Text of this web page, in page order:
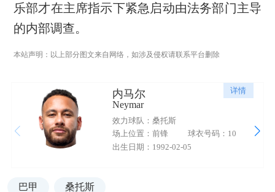
乐部才在主席指示下紧急启动由法务部门主导
的内部调查。
本站声明：以上部分图文来自网络，如涉及侵权请联系平台删除
详情
内马尔
Neymar
效力球队：桑托斯
场上位置：前锋
球衣号码：10
出生日期：1992-02-05
巴甲 桑托斯